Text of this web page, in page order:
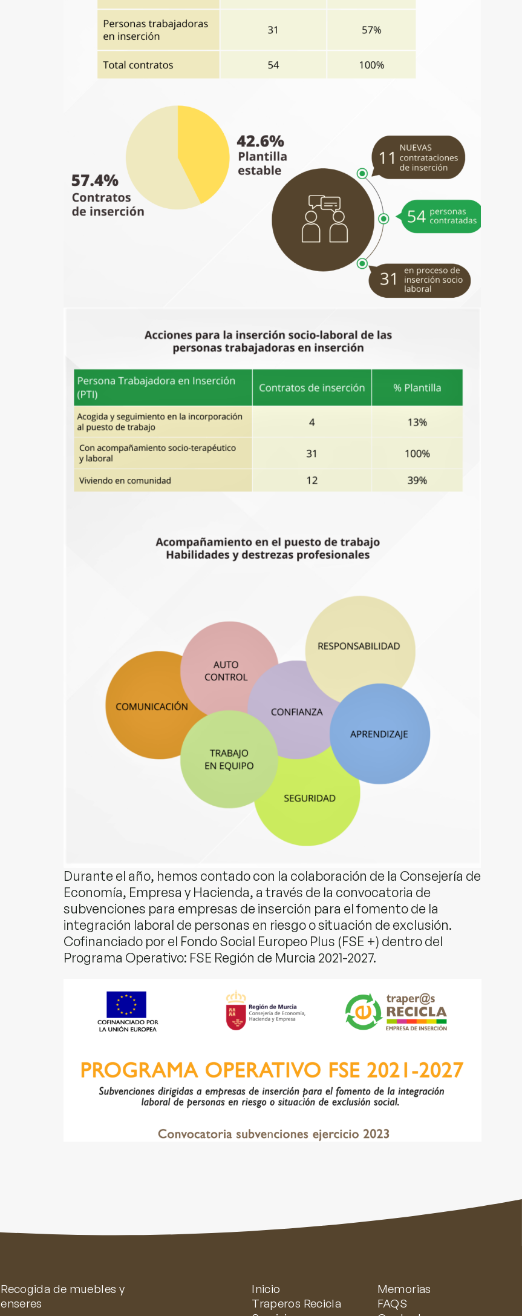
Durante el año, hemos contado con la colaboración de la Consejería de
Economía, Empresa y Hacienda, a través de la convocatoria de
subvenciones para empresas de inserción para el fomento de la
integración laboral de personas en riesgo o situación de exclusión.
Cofinanciado por el Fondo Social Europeo Plus (FSE +) dentro del
Programa Operativo: FSE Región de Murcia 2021-2027.
Recogida de muebles y
enseres
Inicio
Traperos Recicla
Memorias
FAQS